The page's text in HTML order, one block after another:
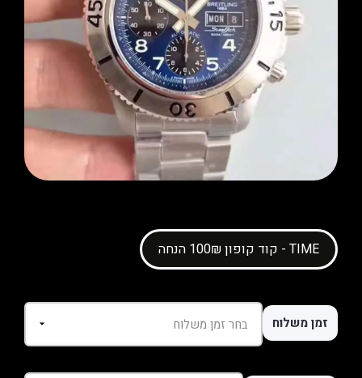
קוד קופון 100₪ הנחה - TIME
זמן משלוח